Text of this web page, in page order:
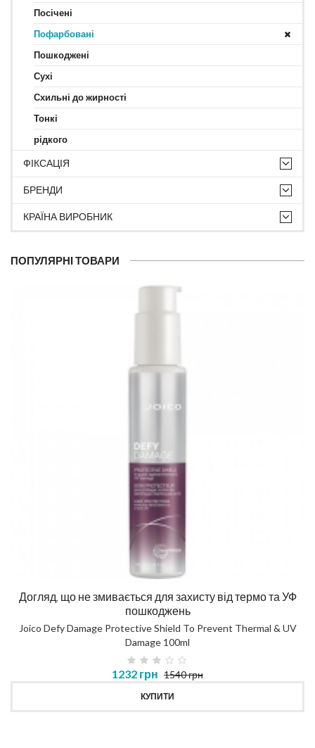
Посічені
Пофарбовані
Пошкоджені
Сухі
Схильні до жирності
Тонкі
рідкого
ФІКСАЦІЯ
БРЕНДИ
КРАЇНА ВИРОБНИК
ПОПУЛЯРНІ ТОВАРИ
Догляд, що не змивається для захисту від термо та УФ
пошкоджень
Joico Defy Damage Protective Shield To Prevent Thermal & UV
Damage 100ml
1232 грн 1540 грн
КУПИТИ